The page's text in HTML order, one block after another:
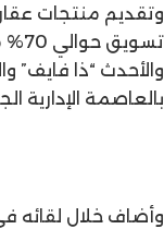
وتقديم منتجات
بالعاصمة الإدارية
وأضاف خلال لقائه